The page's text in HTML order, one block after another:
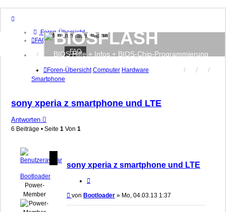
Foren-Übersicht
FAQ
Anmelden
BIOSFLASH
BIOS Hilfe + Infos + BIOS-Chip-Programmierung
FAQ
Foren-Übersicht Computer Hardware
Smartphone
sony xperia z smartphone und LTE
Antworten
6 Beiträge • Seite 1 Von 1
Bootloader
Power-
Member
sony xperia z smartphone und LTE
Beitrag
von Bootloader » Mo, 04.03.13 1:37